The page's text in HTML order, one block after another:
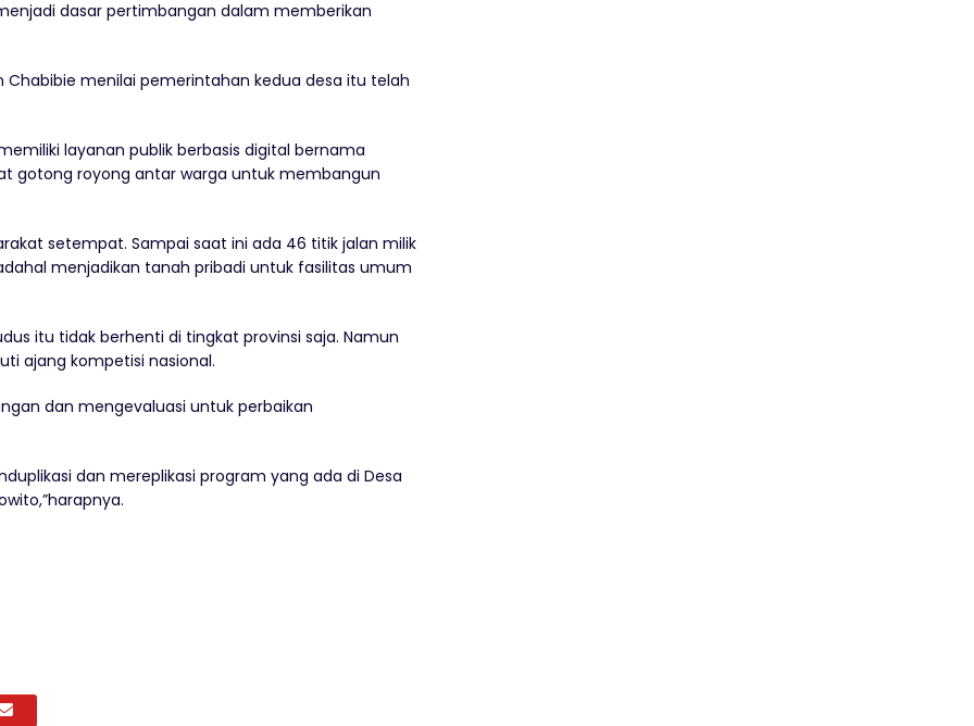
dasar pertimbangan dalam memberikan
Chabibie menilai pemerintahan kedua desa itu telah
layanan publik berbasis digital bernama
gotong royong antar warga untuk membangun
setempat. Sampai saat ini ada 46 titik jalan milik
menjadikan tanah pribadi untuk fasilitas umum
itu tidak berhenti di tingkat provinsi saja. Namun
ajang kompetisi nasional.
dan mengevaluasi untuk perbaikan
dan mereplikasi program yang ada di Desa